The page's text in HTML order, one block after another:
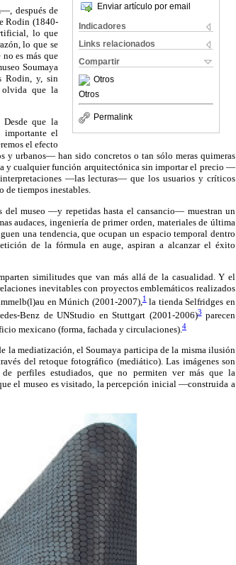
Enviar artículo por email
Indicadores
Links relacionados
Compartir
Otros
Otros
Permalink
después de
Rodin (1840-
lo que
lo que se
es más que
Soumaya
Rodin, y, sin
olvida que la
que la
importante el
el efecto
urbanos— han sido concretos o tan sólo meras quimeras
y cualquier función arquitectónica sin importar el precio —
—las lecturas— que los usuarios y críticos
de tiempos inestables.
del museo —y repetidas hasta el cansancio— muestran un
audaces, ingeniería de primer orden, materiales de última
una tendencia, que ocupan un espacio temporal dentro
de la fórmula en auge, aspiran a alcanzar el éxito
similitudes que van más allá de la casualidad. Y el
inevitables con proyectos emblemáticos realizados
en Múnich (2001-2007),1la tienda Selfridges en
Benz de UNStudio en Stuttgart (2001-2006)3parecen
mexicano (forma, fachada y circulaciones). 4
la mediatización, el Soumaya participa de la misma ilusión
del retoque fotográfico (mediático). Las imágenes son
perfiles estudiados, que no permiten ver más que la
el museo es visitado, la percepción inicial —construida a